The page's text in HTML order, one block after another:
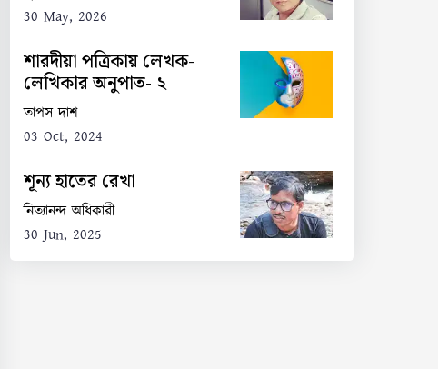
30 May, 2026
শারদীয়া পত্রিকায় লেখক-
লেখিকার অনুপাত- ২
তাপস দাশ
03 Oct, 2024
শূন্য হাতের রেখা
নিত্যানন্দ অধিকারী
30 Jun, 2025